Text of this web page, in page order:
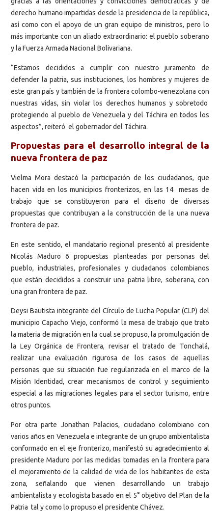
derecho humano impartidas desde la presidencia de la república,
así como con el apoyo de un gran equipo de ministros, pero lo
más importante con un aliado extraordinario: el pueblo soberano
y la Fuerza Armada Nacional Bolivariana.
“Estamos decididos a cumplir con nuestro juramento de
defender la patria, sus instituciones, los hombres y mujeres de
este gran país y también de la frontera colombo-venezolana con
nuestras vidas, sin violar los derechos humanos y sobretodo
protegiendo al pueblo de Venezuela y del Táchira en todos los
aspectos”, reiteró el gobernador del Táchira.
Propuestas para el desarrollo integral de la
nueva frontera de paz
Vielma Mora destacó la participación de los ciudadanos, que
hacen vida en los municipios fronterizos, en las 14 mesas de
trabajo que se constituyeron para el diseño de diversas
propuestas que contribuyan a la construcción de la una nueva
frontera de paz.
En este sentido, el mandatario regional presentó al presidente
Nicolás Maduro 6 propuestas planteadas por personas del
pueblo, industriales, profesionales y ciudadanos colombianos
que están decididos a construir una patria libre, soberana, con
una gran frontera de paz.
Deysi Bautista integrante del Círculo de Lucha Popular (CLP) del
municipio Capacho Viejo, conformó la mesa de trabajo que trato
la materia de migración en la cual se propuso, la promulgación de
la Ley Orgánica de Frontera, revisar el tratado de Tonchalá,
realizar una evaluación rigurosa de los casos de aquellas
personas que su situación fue regularizada en el marco de la
Misión Identidad, crear mecanismos de control y seguimiento
especial a las migraciones legales para el sector turismo, entre
otros puntos.
Por otra parte Jonathan Palacios, ciudadano colombiano con
varios años en Venezuela e integrante de un grupo ambientalista
conformado en el eje fronterizo, manifestó su agradecimiento al
presidente Maduro por las medidas tomadas en la frontera para
el mejoramiento de la calidad de vida de los habitantes de esta
zona, señalando que vienen desarrollando un trabajo
ambientalista y ecologista basado en el 5° objetivo del Plan de la
Patria tal y como lo propuso el presidente Chávez.